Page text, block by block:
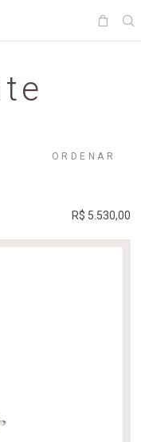
ORDENAR
R$ 5.530,00